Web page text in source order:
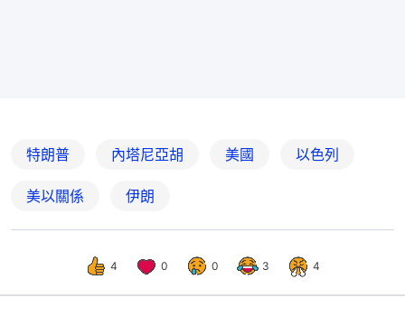
特朗普 內塔尼亞胡 美國 以色列
美以關係 伊朗
4 0 0 3 4